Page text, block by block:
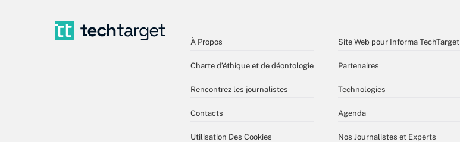
À Propos
Charte d’éthique et de déontologie
Rencontrez les journalistes
Contacts
Utilisation Des Cookies
Site Web pour Informa TechTarget
Partenaires
Technologies
Agenda
Nos Journalistes et Experts